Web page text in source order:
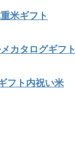
米ギフト
カタログギフト
フト内祝い米